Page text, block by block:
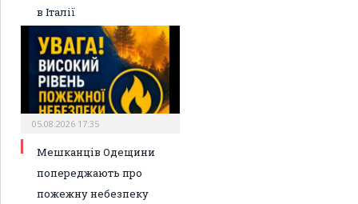
в Італії
05.08.2026 17:35
Мешканців Одещини
попереджають про
пожежну небезпеку